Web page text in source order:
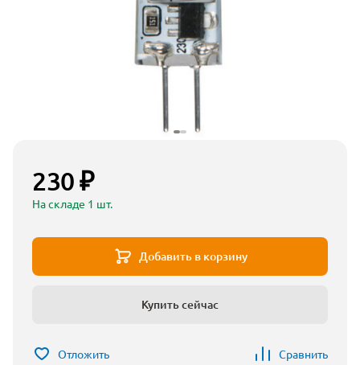
230 ₽
На складе 1 шт.
Добавить в корзину
Купить сейчас
Отложить Сравнить